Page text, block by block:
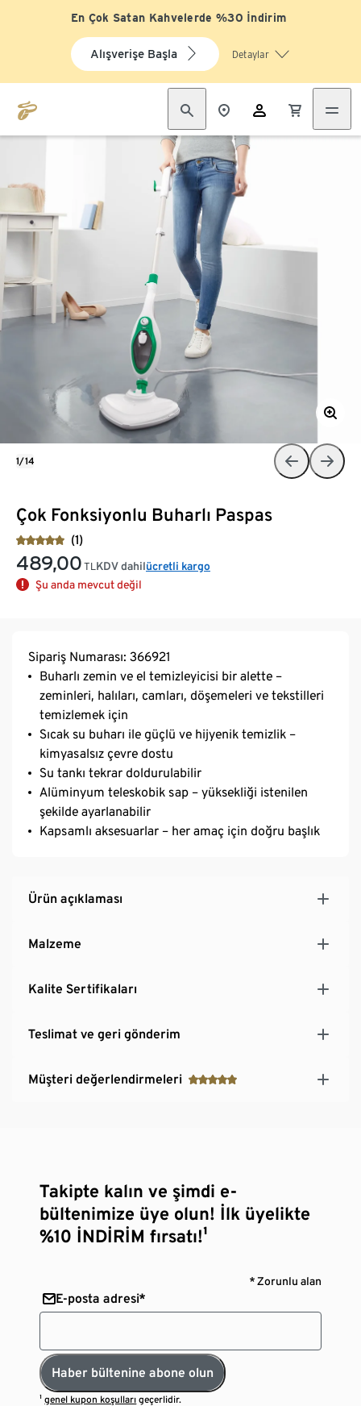
En Çok Satan Kahvelerde %30 İndirim
Alışverişe Başla Detaylar
Çok Fonksiyonlu Buharlı Paspas
(1)
489,00 TL KDV dahilücretli kargo
Şu anda mevcut değil
1/14
Sipariş Numarası: 366921
Buharlı zemin ve el temizleyicisi bir alette –
zeminleri, halıları, camları, döşemeleri ve tekstilleri
temizlemek için
Sıcak su buharı ile güçlü ve hijyenik temizlik –
kimyasalsız çevre dostu
Su tankı tekrar doldurulabilir
Alüminyum teleskobik sap – yüksekliği istenilen
şekilde ayarlanabilir
Kapsamlı aksesuarlar – her amaç için doğru başlık
Ürün açıklaması
Malzeme
Kalite Sertifikaları
Teslimat ve geri gönderim
Müşteri değerlendirmeleri
Takipte kalın ve şimdi e-
bültenimize üye olun! İlk üyelikte
%10 İNDİRİM fırsatı!¹
* Zorunlu alan
E-posta adresi*
Haber bültenine abone olun
¹genel kupon koşulları geçerlidir.